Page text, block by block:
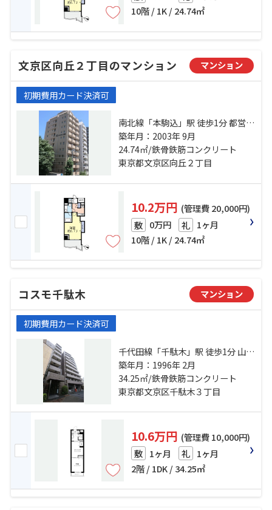
10階 / 1K / 24.74㎡
文京区向丘２丁目のマンション マンション
初期費用カード決済可
南北線「本駒込」駅 徒歩1分 都営三
田線「白山」駅 徒歩5分 南北線「東
大前」駅 徒歩10分
築年月：2003年 9月
24.74㎡/鉄骨鉄筋コンクリート
東京都文京区向丘２丁目
10.2万円 (管理費 20,000円)
敷 0万円 礼 1ヶ月
10階 / 1K / 24.74㎡
コスモ千駄木 マンション
初期費用カード決済可
千代田線「千駄木」駅 徒歩1分 山手
線「日暮里」駅 徒歩11分 南北線
「本駒込」駅 徒歩13分
築年月：1996年 2月
34.25㎡/鉄骨鉄筋コンクリート
東京都文京区千駄木３丁目
10.6万円 (管理費 10,000円)
敷 1ヶ月 礼 1ヶ月
2階 / 1DK / 34.25㎡